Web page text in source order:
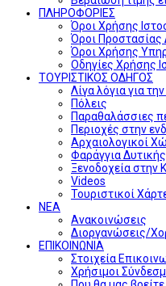
ΠΛΗΡΟΦΟΡΙΕΣ
Όροι Χρήσης
Όροι
Όροι Χρήσης
Οδηγίες Χρήσης
ΤΟΥΡΙΣΤΙΚΟΣ ΟΔΗΓΟΣ
Λίγα λόγια για
Πόλεις
Παραθαλάσσιες
Περιοχές στην
Αρχαιολογικοί
Φαράγγια
Ξενοδοχεία στην
Videos
Τουριστικοί
ΝΕΑ
Ανακοινώσεις
Διοργανώσεις/
ΕΠΙΚΟΙΝΩΝΙΑ
Στοιχεία
Χρήσιμοι